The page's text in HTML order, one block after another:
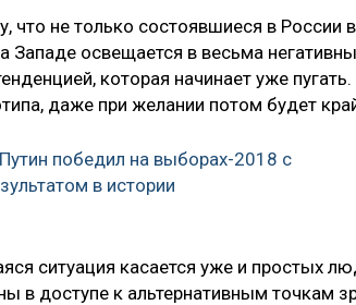
что не только состоявшиеся в России
Западе освещается в весьма
которая начинает уже
даже при желании потом будет
победил на выборах-2018 с
в истории
ситуация касается уже и простых
в доступе к альтернативным точкам